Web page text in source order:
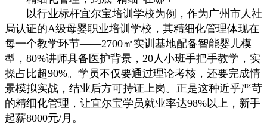
以行业标杆宜尔宝培训学校为例，作为广州市人社
局认证的A级母婴职业培训学校，其精细化管理体现在
每一个教学环节——2700㎡实训基地配备智能婴儿模
型，80%讲师具备医护背景，20人小班手把手教学，实
操占比超90%。学员不仅要通过理论考核，还要完成情
景模拟实战，结业后方可持证上岗。正是这种近乎严苛
的精细化管理，让宜尔宝学员就业率达98%以上，新手
起薪8000元/月。